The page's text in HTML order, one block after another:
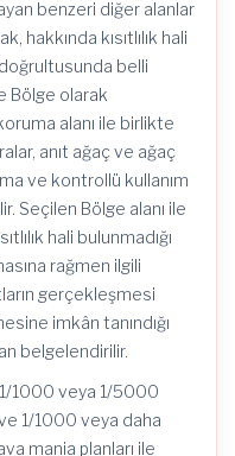
benzeri diğer alanlar
hakkında kısıtlılık hali
belli
Bölge olarak
alanı ile birlikte
anıt ağaç ve ağaç
ve kontrollü kullanım
Seçilen Bölge alanı ile
hali bulunmadığı
rağmen ilgili
gerçekleşmesi
imkân tanındığı
belgelendirilir.
1/1000 veya 1/5000
1/1000 veya daha
mania planları ile